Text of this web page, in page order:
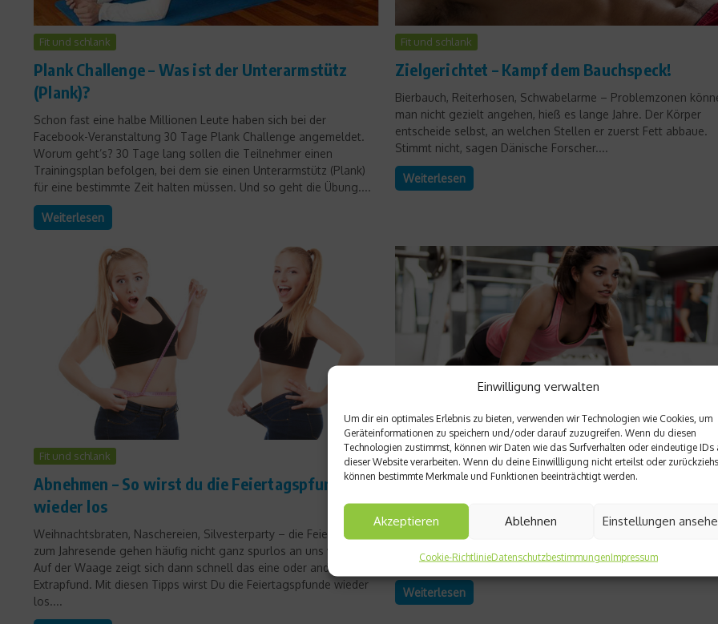
Einwilligung verwalten
Um dir ein optimales Erlebnis zu bieten, verwenden wir Technologien wie Cookies, um
Geräteinformationen zu speichern und/oder darauf zuzugreifen. Wenn du diesen
Technologien zustimmst, können wir Daten wie das Surfverhalten oder eindeutige IDs
dieser Website verarbeiten. Wenn du deine Einwillligung nicht erteilst oder
können bestimmte Merkmale und Funktionen beeinträchtigt werden.
Akzeptieren Ablehnen Einstellungen
Cookie-RichtlinieDatenschutzbestimmungenImpressum
Fit und schlank
Plank Challenge – Was ist der Unterarmstütz
(Plank)?
Schon fast eine halbe Millionen Leute haben sich bei der
Facebook-Veranstaltung 30 Tage Plank Challenge angemeldet.
Worum geht’s? 30 Tage lang sollen die Teilnehmer einen
Trainingsplan befolgen, bei dem sie einen Unterarmstütz (Plank)
für eine bestimmte Zeit halten müssen. Und so geht die Übung....
Weiterlesen
Fit und schlank
Zielgerichtet – Kampf dem Bauchspeck!
Bierbauch, Reiterhosen, Schwabelarme – Problemzonen
man nicht gezielt angehen, hieß es lange Jahre. Der Körper
entscheide selbst, an welchen Stellen er zuerst Fett abbaue.
Stimmt nicht, sagen Dänische Forscher....
Weiterlesen
Fit und schlank
Abnehmen – So wirst du die Feiertagspfunde
wieder los
Weihnachtsbraten, Naschereien, Silvesterparty – die Feiertage
zum Jahresende gehen häufig nicht ganz spurlos an uns vorbei.
Auf der Waage zeigt sich dann schnell das eine oder andere
Extrapfund. Mit diesen Tipps wirst Du die Feiertagspfunde wieder
los....
Fit und schlank
fitogram will für Durchblick sorgen
Die Zahl der Fitness- und Wellnessangebote wächst
weiter. Das Kölner Start-up-Unternehmen fitogram möchte als
den Fitness- und Wellnessmarkt bringen....
Weiterlesen
Kecks Tagebuch Teil 5